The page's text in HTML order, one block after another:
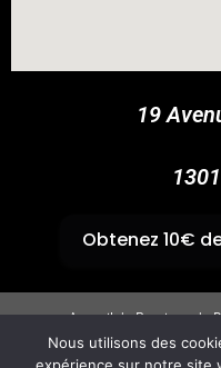
19
✆04
Accueil Boutique
Obtenez 10€
Nous utilisons des